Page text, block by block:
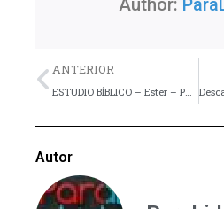
Author:
Previo
ANTERIOR
ESTUDIO BÍBLICO – Ester – Parte 3
Autor